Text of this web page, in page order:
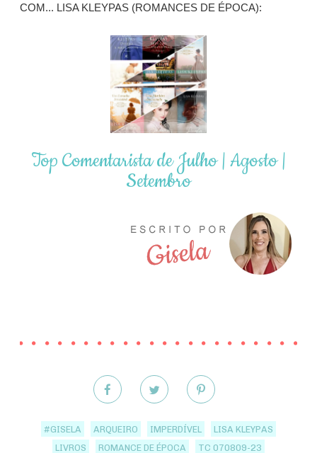
COM... LISA KLEYPAS (ROMANCES DE ÉPOCA):
Top Comentarista de Julho | Agosto |
Setembro
#GISELA ARQUEIRO IMPERDÍVEL
LISA KLEYPAS
LIVROS
ROMANCE DE ÉPOCA TC 070809-23